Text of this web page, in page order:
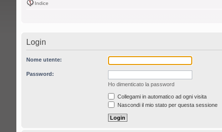
Indice
Login
Nome utente:
Password:
Ho dimenticato la password
Collegami in automatico ad ogni visita
Nascondi il mio stato per questa sessione